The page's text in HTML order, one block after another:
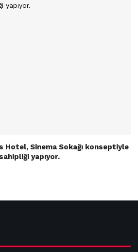
Hotel, Sinema Sokağı konseptiyle
yapıyor.